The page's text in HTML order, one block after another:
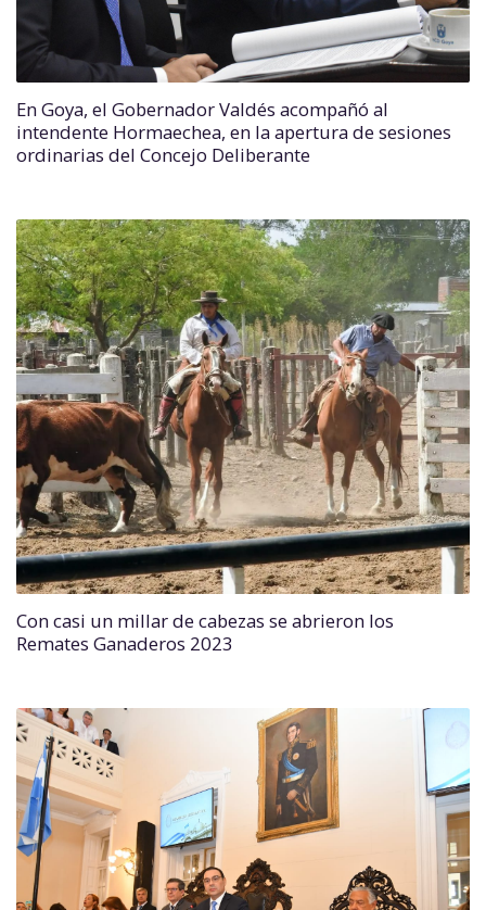
En Goya, el Gobernador Valdés acompañó al
intendente Hormaechea, en la apertura de sesiones
ordinarias del Concejo Deliberante
Con casi un millar de cabezas se abrieron los
Remates Ganaderos 2023